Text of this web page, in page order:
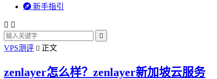
 新手指引
 

VPS测评  正文
zenlayer怎么样？zenlayer新加坡云服务